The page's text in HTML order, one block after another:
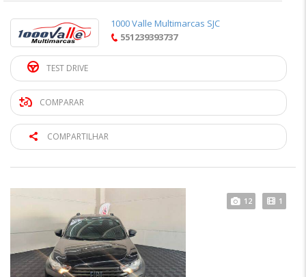
1000 Valle Multimarcas SJC
551239393737
TEST DRIVE
COMPARAR
COMPARTILHAR
12 1